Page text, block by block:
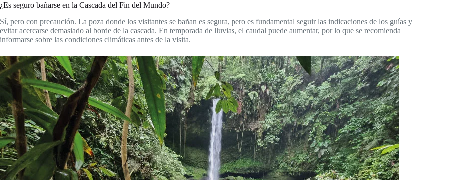
¿Es seguro bañarse en la Cascada del Fin del Mundo?
Sí, pero con precaución. La poza donde los visitantes se bañan es segura, pero es fundamental seguir las indicaciones de los guías y
evitar acercarse demasiado al borde de la cascada. En temporada de lluvias, el caudal puede aumentar, por lo que se recomienda
informarse sobre las condiciones climáticas antes de la visita.